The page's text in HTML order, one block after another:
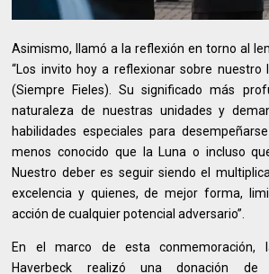
Asimismo, llamó a la reflexión en torno al
“Los invito hoy a reflexionar sobre nuestro
(Siempre Fieles). Su significado más
naturaleza de nuestras unidades y
habilidades especiales para
menos conocido que la Luna o incluso
Nuestro deber es seguir siendo el
excelencia y quienes, de mejor forma,
acción de cualquier potencial adversario”.
En el marco de esta conmemoración,
Haverbeck realizó una donación de